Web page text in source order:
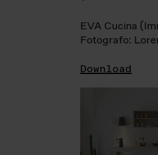
EVA Cucina
Fotografo:
Download